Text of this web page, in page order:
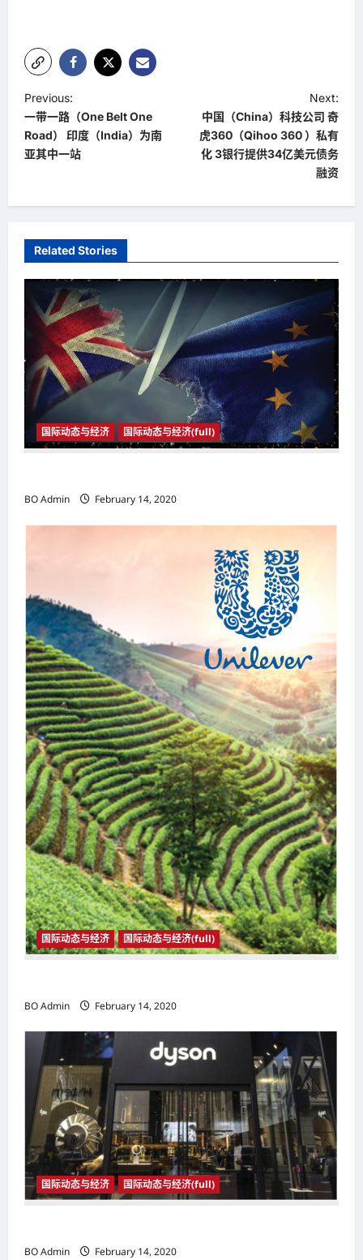
P
s
i
g
a
t
i
o
n
Previous:
一带一路（One Belt One
Road） 印度（India）为南
亚其中一站
Next:
中国（China）科技公司 奇
虎360（Qihoo 360 ）私有
化 3银行提供34亿美元债务
融资
Related Stories
国际动态与经济 国际动态与经济(full)
BO Admin February 14, 2020
国际动态与经济 国际动态与经济(full)
BO Admin February 14, 2020
国际动态与经济 国际动态与经济(full)
BO Admin February 14, 2020